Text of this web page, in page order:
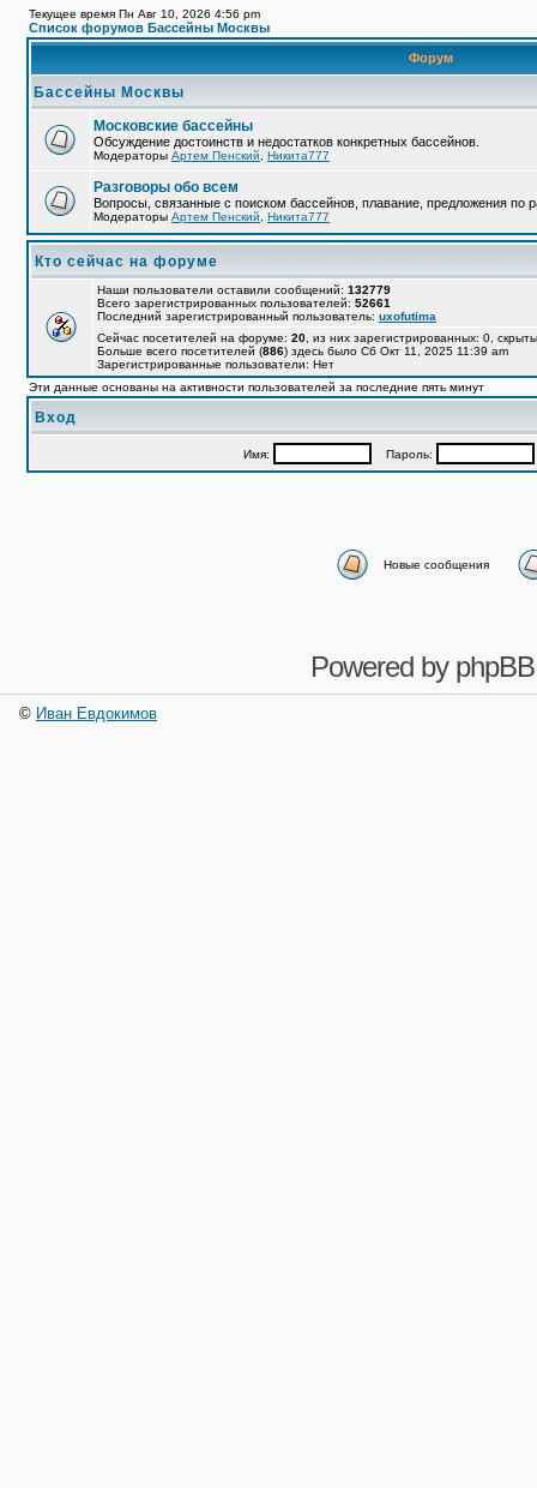
Текущее время Пн Авг 10, 2026 4:56 pm
Список форумов Бассейны Москвы
Форум
Бассейны Москвы
Московские бассейны
Обсуждение достоинств и недостатков конкретных бассейнов.
Модераторы Артем Пенский Никита777
Разговоры обо всем
Вопросы, связанные с поиском бассейнов, плавание, предложения по
Модераторы Артем Пенский Никита777
Кто сейчас на форуме
Наши пользователи оставили сообщений: 132779
Всего зарегистрированных пользователей: 52661
Последний зарегистрированный пользователь: uxofutima
Сейчас посетителей на форуме: 20 , из них зарегистрированных: 0,
Больше всего посетителей (886) здесь было Сб Окт 11, 2025 11:39 am
Зарегистрированные пользователи: Нет
Эти данные основаны на активности пользователей за последние пять минут
Вход
Имя: Пароль:
Новые сообщения
Powered by phpBB
© Иван Евдокимов